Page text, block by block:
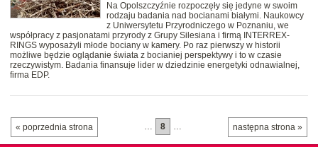
Na Opolszczyźnie rozpoczęły się jedyne w swoim
rodzaju badania nad bocianami białymi. Naukowcy
z Uniwersytetu Przyrodniczego w Poznaniu, we
współpracy z pasjonatami przyrody z Grupy Silesiana i firmą INTERREX-
RINGS wyposażyli młode bociany w kamery. Po raz pierwszy w historii
możliwe będzie oglądanie świata z bocianiej perspektywy i to w czasie
rzeczywistym. Badania finansuje lider w dziedzinie energetyki odnawialnej,
firma EDP.
« poprzednia strona następna strona »
… 8 …